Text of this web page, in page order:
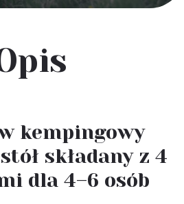
kempingowy
składany z 4
dla 4–6 osób